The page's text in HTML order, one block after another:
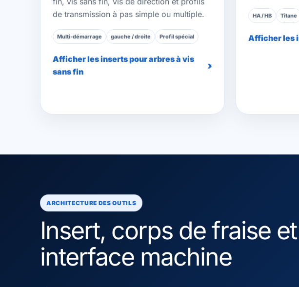
de transmission à pas simple ou multiple.
Multi-démarrage gauche / droite Profil spécial
Afficher les inserts pour arbres à vis
sans fin
HA / HB Titane
Afficher les
ARCHITECTURE DES OUTILS
Insert, corps de fraise et
interface machine